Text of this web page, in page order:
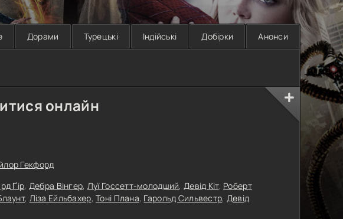
Дорами Турецькі Індійські Добірки Анонси
онлайн
Гекфорд
Ґір, Дебра Вінгер, Луї Госсетт-молодший,Девід Кіт, Роберт
, Ліза Ейльбахер,Тоні Плана, Гарольд Сильвестр, Девід